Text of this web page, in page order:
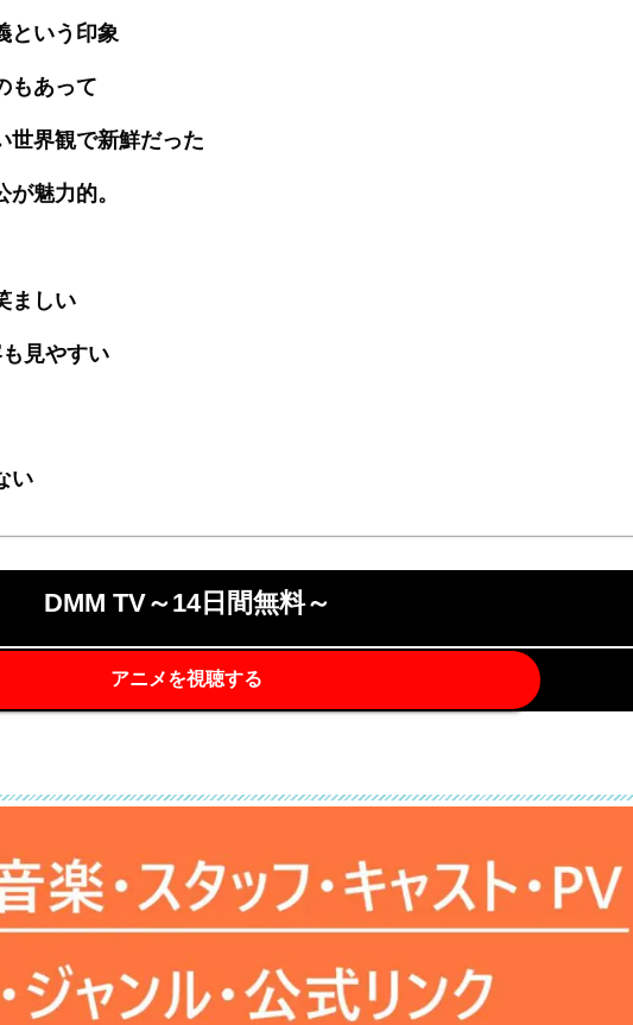
という印象
もあって
世界観で新鮮だった
魅力的。
ましい
見やすい
い
DMM TV～14日間無料～
アニメを視聴する